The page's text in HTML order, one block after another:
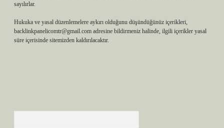
sayılırlar.
Hukuka ve yasal düzenlemelere aykırı olduğunu düşündüğünüz içerikleri,
backlinkpanelicomtr@gmail.com adresine bildirmeniz halinde, ilgili içerikler yasal
süre içerisinde sitemizden kaldırılacaktır.